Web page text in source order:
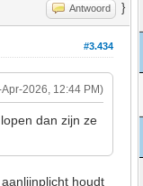
Antwoord }
#3.434
2026, 12:44 PM)
dan zijn ze
houdt